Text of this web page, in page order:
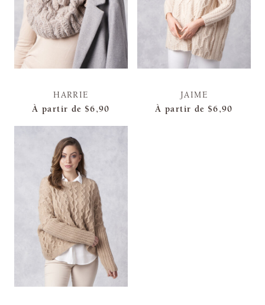
HARRIE
À partir de $6,90
JAIME
À partir de $6,90